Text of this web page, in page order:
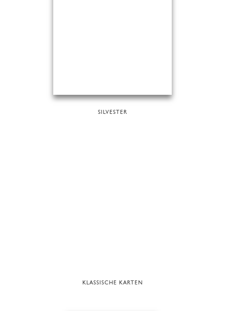
SILVESTER
KLASSISCHE KARTEN